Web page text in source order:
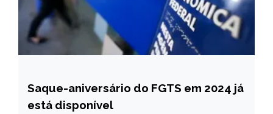
BRASIL
CAPELINHA
Saque-aniversário do FGTS em 2024 já
está disponível